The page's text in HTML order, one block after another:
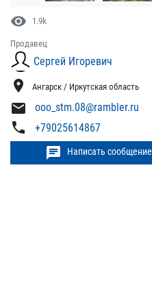
visibility 1.9k
Продавец
Сергей Игоревич
location_on Ангарск / Иркутская область
mail ooo_stm.08@rambler.ru
phone +79025614867
chat Написать сообщение